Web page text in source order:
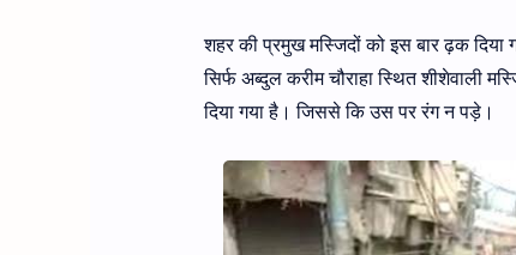
शहर की प्रमुख मस्जिदों को इस बार ढ़क
सिर्फ अब्दुल करीम चौराहा स्थित शीशेवाली
दिया गया है। जिससे कि उस पर रंग न पड़े।